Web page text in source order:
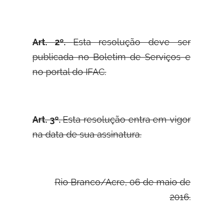
Art. 2º.Esta resolução deve ser
publicada no Boletim de Serviços e
no portal do IFAC.
Art. 3º.Esta resolução entra em vigor
na data de sua assinatura.
Rio Branco/Acre, 06 de maio de
2016.